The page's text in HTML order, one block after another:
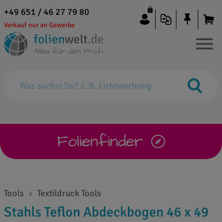
+49 651 / 46 27 79 80
Verkauf nur an Gewerbe
Folienfinder
Tools Textildruck Tools
Stahls Teflon Abdeckbogen 46 x 49